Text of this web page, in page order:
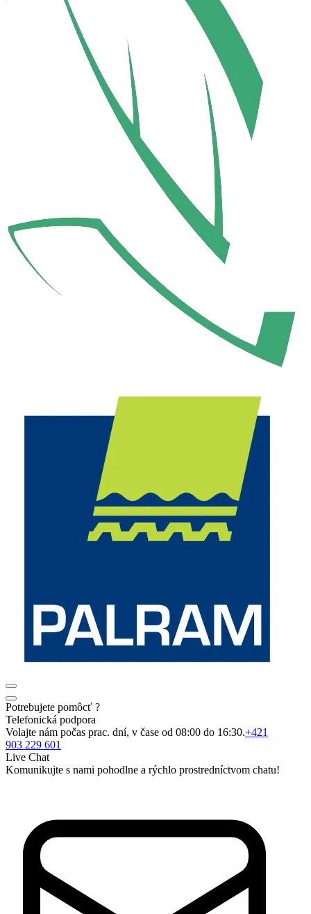
Potrebujete pomôcť ?
Telefonická podpora
Volajte nám počas prac. dní, v čase od 08:00 do 16:30.+421
903 229 601
Live Chat
Komunikujte s nami pohodlne a rýchlo prostredníctvom chatu!